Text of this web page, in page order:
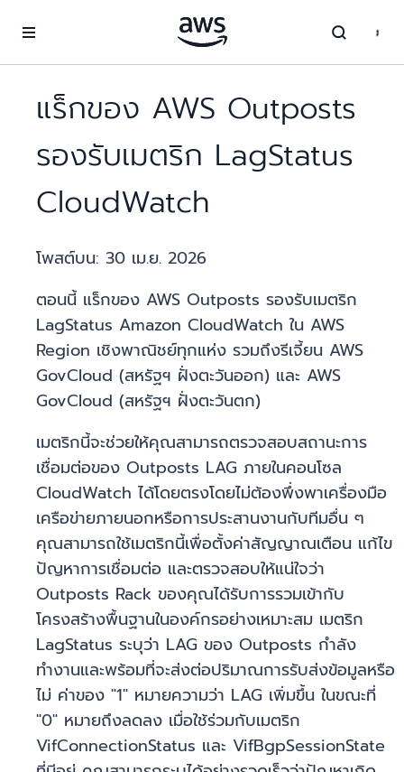
แร็กของ AWS Outposts
รองรับเมตริก LagStatus
CloudWatch
โพสต์บน: 30 เม.ย. 2026
ตอนนี้ แร็กของ AWS Outposts รองรับเมตริก
LagStatus Amazon CloudWatch ใน AWS
Region เชิงพาณิชย์ทุกแห่ง รวมถึงรีเจี้ยน AWS
GovCloud (สหรัฐฯ ฝั่งตะวันออก) และ AWS
GovCloud (สหรัฐฯ ฝั่งตะวันตก)
เมตริกนี้จะช่วยให้คุณสามารถตรวจสอบสถานะการ
เชื่อมต่อของ Outposts LAG ภายในคอนโซล
CloudWatch ได้โดยตรงโดยไม่ต้องพึ่งพาเครื่องมือ
เครือข่ายภายนอกหรือการประสานงานกับทีมอื่น ๆ
คุณสามารถใช้เมตริกนี้เพื่อตั้งค่าสัญญาณเตือน แก้ไข
ปัญหาการเชื่อมต่อ และตรวจสอบให้แน่ใจว่า
Outposts Rack ของคุณได้รับการรวมเข้ากับ
โครงสร้างพื้นฐานในองค์กรอย่างเหมาะสม เมตริก
LagStatus ระบุว่า LAG ของ Outposts กำลัง
ทำงานและพร้อมที่จะส่งต่อปริมาณการรับส่งข้อมูลหรือ
ไม่ ค่าของ "1" หมายความว่า LAG เพิ่มขึ้น ในขณะที่
"0" หมายถึงลดลง เมื่อใช้ร่วมกับเมตริก
VifConnectionStatus และ VifBgpSessionState